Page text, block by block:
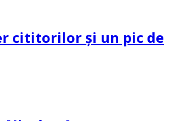
cititorilor și un pic de